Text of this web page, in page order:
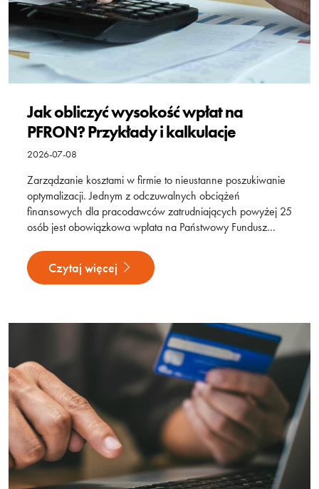
Jak obliczyć wysokość wpłat na
PFRON? Przykłady i kalkulacje
2026-07-08
Zarządzanie kosztami w firmie to nieustanne poszukiwanie
optymalizacji. Jednym z odczuwalnych obciążeń
finansowych dla pracodawców zatrudniających powyżej 25
osób jest obowiązkowa wpłata na Państwowy Fundusz…
Czytaj więcej